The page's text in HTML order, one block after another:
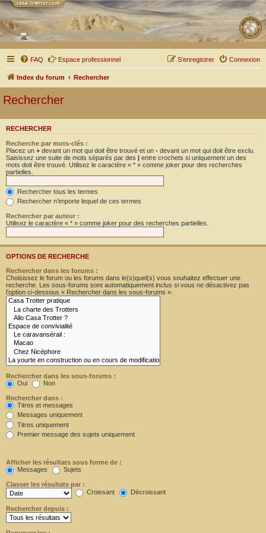
FAQ Espace professionnel Connexion
S’enregistrer
Index du forum Rechercher
Rechercher
RECHERCHER
Recherche par mots-clés :
Placez un + devant un mot qui doit être trouvé et un - devant un mot qui doit être exclu.
Saisissez une suite de mots séparés par des | entre crochets si uniquement un des
mots doit être trouvé. Utilisez le caractère « * » comme joker pour des recherches
partielles.
Rechercher tous les termes
Rechercher n’importe lequel de ces termes
Rechercher par auteur :
Utilisez le caractère « * » comme joker pour des recherches partielles.
OPTIONS DE RECHERCHE
Rechercher dans les forums :
Choisissez le forum ou les forums dans le(s)quel(s) vous souhaitez effectuer une
recherche. Les sous-forums sont automatiquement inclus si vous ne désactivez pas
l’option ci-dessous « Rechercher dans les sous-forums ».
Rechercher dans les sous-forums :
Oui
Non
Rechercher dans :
Titres et messages
Messages uniquement
Titres uniquement
Premier message des sujets uniquement
Afficher les résultats sous forme de :
Messages
Sujets
Classer les résultats par :
Croissant
Décroissant
Rechercher depuis :